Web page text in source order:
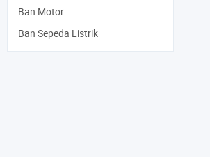
Ban Motor
Ban Sepeda Listrik